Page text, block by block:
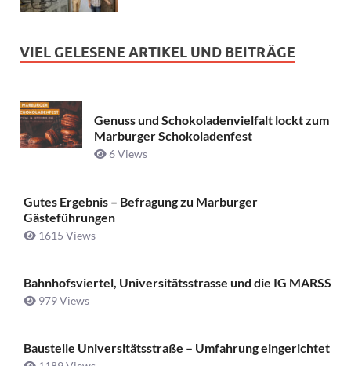
VIEL GELESENE ARTIKEL UND BEITRÄGE
Genuss und Schokoladenvielfalt lockt zum
Marburger Schokoladenfest
6 Views
Gutes Ergebnis – Befragung zu Marburger
Gästeführungen
1615 Views
Bahnhofsviertel, Universitätsstrasse und die IG MARSS
979 Views
Baustelle Universitätsstraße ­– Umfahrung eingerichtet